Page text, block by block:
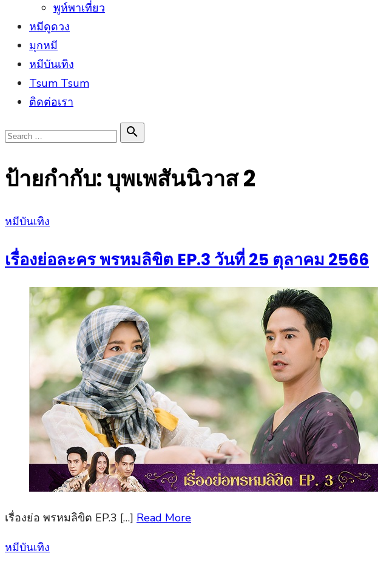
พูห์พาเที่ยว
หมีดูดวง
มุกหมี
หมีบันเทิง
Tsum Tsum
ติดต่อเรา
Search

Search
ป้ายกำกับ:บุพเพสันนิวาส 2
Posted
หมีบันเทิง
เรื่องย่อละคร พรหมลิขิต EP.3 วันที่ 25 ตุลาคม 2566
เรื่องย่อ พรหมลิขิต EP.3 […] Read More
Posted
หมีบันเทิง